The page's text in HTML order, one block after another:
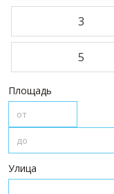
3
5
Площадь
Улица